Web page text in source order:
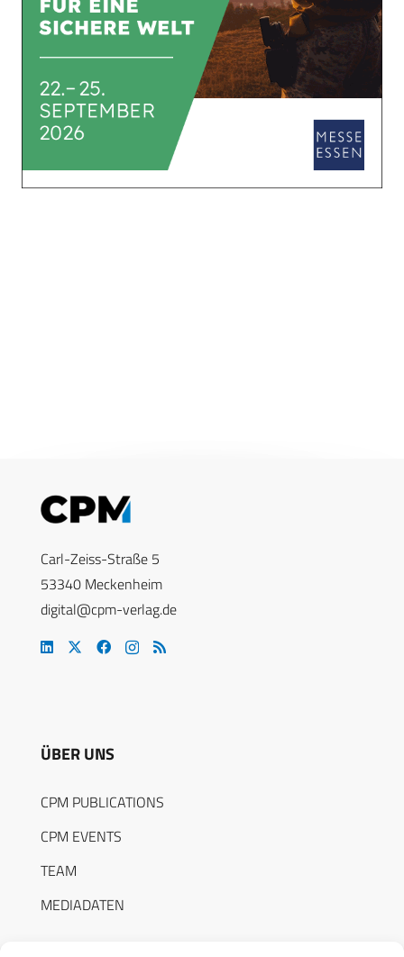
Carl-Zeiss-Straße 5
53340 Meckenheim
digital@cpm-verlag.de
ÜBER UNS
CPM PUBLICATIONS
CPM EVENTS
TEAM
MEDIADATEN